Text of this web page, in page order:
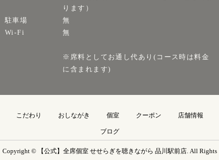
ります）
駐車場
無
Wi-Fi
無
※席料としてお通し代あり(コース時は料金
に含まれます)
こだわり おしながき 個室 クーポン 店舗情報
ブログ
Copyright © 【公式】全席個室 せせらぎを聴きながら 品川駅前店. All Rights